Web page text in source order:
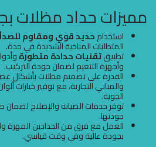
مميزات حداد مظلات
استخدامحديد قوي ومقاوم للصدأ
المتطلبات المناخية الشديدة في جدة.
تطبيقتقنيات حدادة متطورةوأدوات
وأجهزة التنعيم لضمان جودة التركيب.
القدرة على تصميم مظلات بأشكال
والمباني التجارية، مع توفير خيارات
الجوية.
توفر خدمات الصيانة والإصلاح لضمان
جودتها.
العمل مع فرق من الحدادين المهرة
بجودة عالية وفي وقت قياسي.